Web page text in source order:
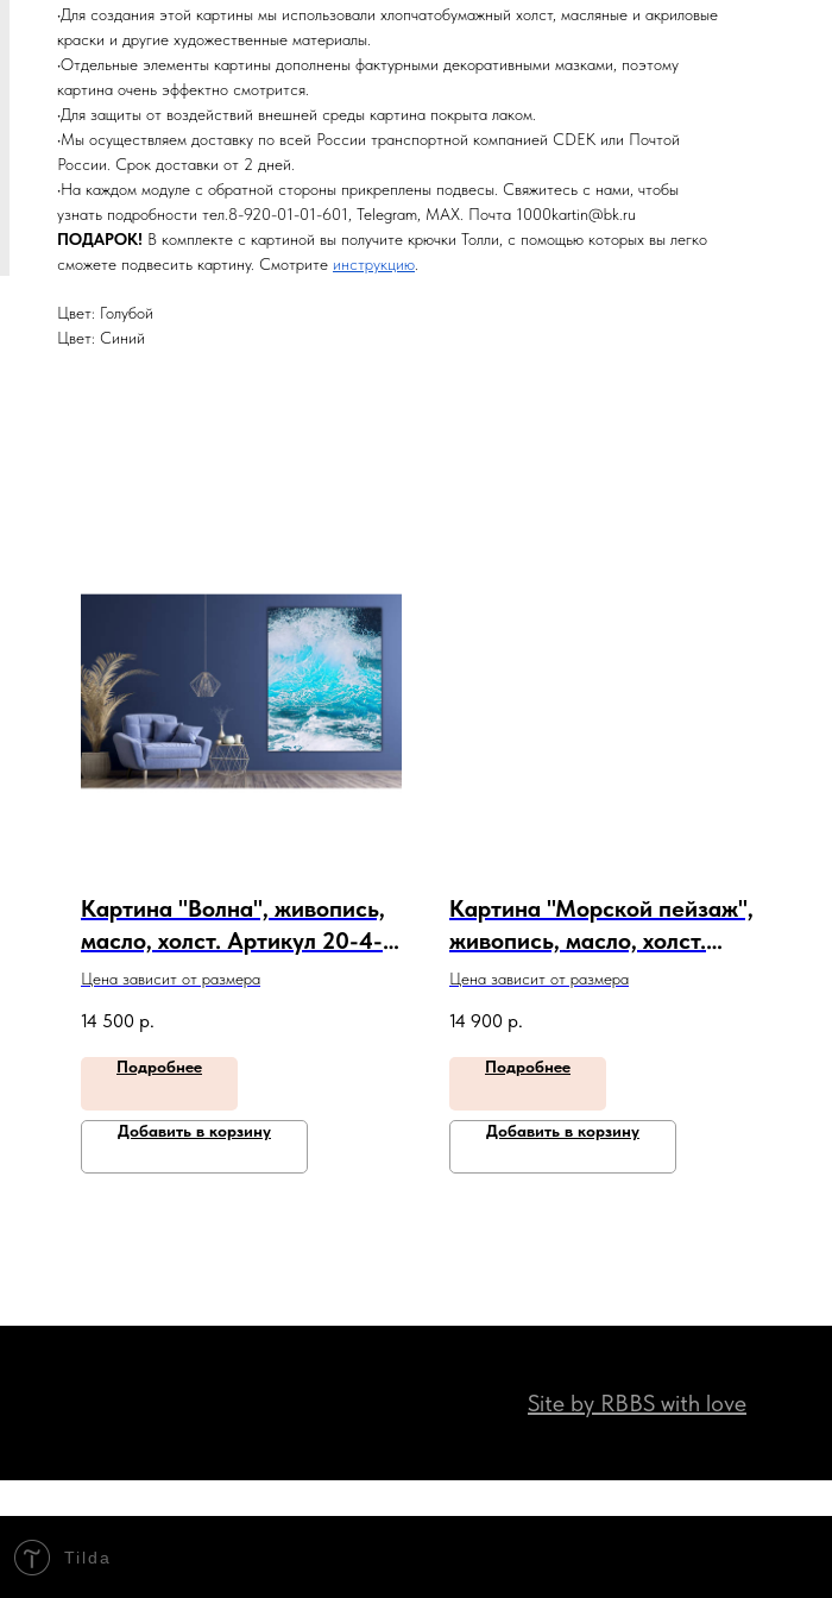
•Для создания этой картины мы использовали хлопчатобумажный холст, масляные и акриловые
краски и другие художественные материалы.
•Отдельные элементы картины дополнены фактурными декоративными мазками, поэтому
картина очень эффектно смотрится.
•Для защиты от воздействий внешней среды картина покрыта лаком.
•Мы осуществляем доставку по всей России транспортной компанией CDEK или Почтой
России. Срок доставки от 2 дней.
•На каждом модуле с обратной стороны прикреплены подвесы. Свяжитесь с нами, чтобы
узнать подробности тел.8-920-01-01-601, Telegram, MAX. Почта 1000kartin@bk.ru
ПОДАРОК! В комплекте с картиной вы получите крючки Толли, с помощью которых вы легко
сможете подвесить картину. Смотрите инструкцию
Цвет: Голубой
Цвет: Синий
Картина "Волна", живопись,
масло, холст. Артикул 20-4-
268
Цена зависит от размера
14 500 р.
Подробнее
Добавить в корзину
Картина "Морской пейзаж",
живопись, масло, холст.
Артикул 24-1-10
Цена зависит от размера
14 900 р.
Подробнее
Добавить в корзину
Site by RBBS with love
Tilda